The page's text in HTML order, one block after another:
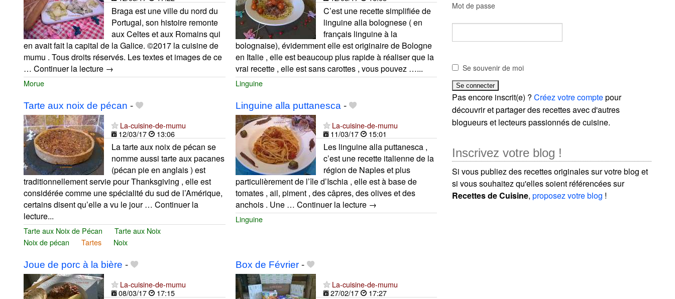
Braga est une ville du nord du
Portugal, son histoire remonte
aux Celtes et aux Romains qui
en avait fait la capital de la Galice. ©2017 la cuisine de
mumu . Tous droits réservés. Les textes et images de ce
… Continuer la lecture →
Morue
C’est une recette simplifiée de
linguine alla bolognese ( en
français linguine à la
bolognaise), évidemment elle est originaire de Bologne
en Italie , elle est beaucoup plus rapide à réaliser que la
vrai recette , elle est sans carottes , vous pouvez …...
Linguine
Tarte aux noix de pécan -
La-cuisine-de-mumu
12/03/17
13:06
La tarte aux noix de pécan se
nomme aussi tarte aux pacanes
(pécan pie en anglais ) est
traditionnellement servie pour Thanksgiving , elle est
considérée comme une spécialité du sud de l’Amérique,
certains disent qu’elle a vu le jour … Continuer la
lecture...
Tarte aux Noix de Pécan
Tarte aux Noix
Noix de pécan
Tartes Noix
Linguine alla puttanesca -
La-cuisine-de-mumu
11/03/17
15:01
Les linguine alla puttanesca ,
c’est une recette italienne de la
région de Naples et plus
particulièrement de l’île d’Ischia , elle est à base de
tomates , ail, piment , des câpres, des olives et des
anchois . Une … Continuer la lecture →
Linguine
Joue de porc à la bière -
La-cuisine-de-mumu
08/03/17
17:15
Box de Février-
La-cuisine-de-mumu
27/02/17
17:27
Mot de passe
Se souvenir de moi
Pas encore inscrit(e) ?Créez votre comptepour
découvrir et partager des recettes avec d'autres
blogueurs et lecteurs passionnés de cuisine.
Inscrivez votre blog !
Si vous publiez des recettes originales sur votre blog et
si vous souhaitez qu'elles soient référencées sur
Recettes de Cuisine,proposez votre blog !